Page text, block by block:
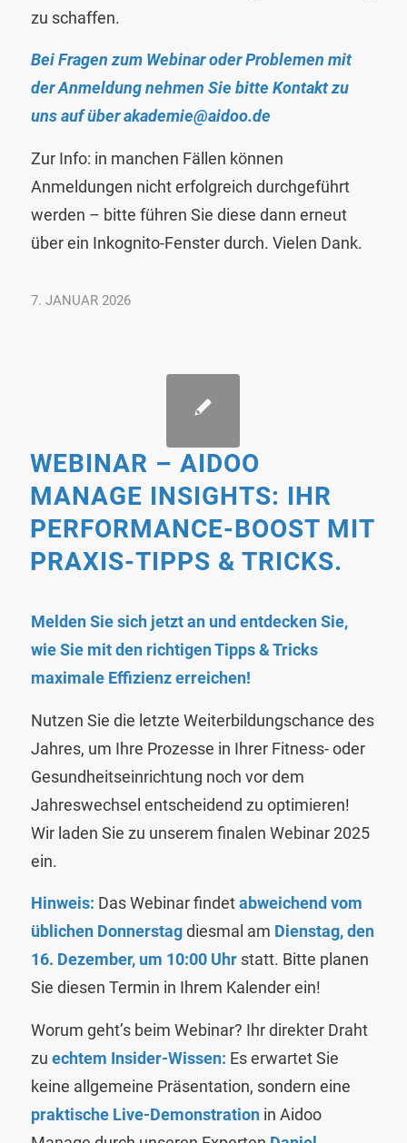
zu schaffen.
Bei Fragen zum Webinar oder Problemen mit
der Anmeldung nehmen Sie bitte Kontakt zu
uns auf überakademie@aidoo.de
Zur Info: in manchen Fällen können
Anmeldungen nicht erfolgreich durchgeführt
werden – bitte führen Sie diese dann erneut
über ein Inkognito-Fenster durch. Vielen Dank.
7. JANUAR 2026
WEBINAR – AIDOO
MANAGE INSIGHTS: IHR
PERFORMANCE-BOOST MIT
PRAXIS-TIPPS & TRICKS.
Melden Sie sich jetzt an und entdecken Sie,
wie Sie mit den richtigen Tipps & Tricks
maximale Effizienz erreichen!
Nutzen Sie die letzte Weiterbildungschance des
Jahres, um Ihre Prozesse in Ihrer Fitness- oder
Gesundheitseinrichtung noch vor dem
Jahreswechsel entscheidend zu optimieren!
Wir laden Sie zu unserem finalen Webinar 2025
ein.
Hinweis: Das Webinar findetabweichend vom
üblichen Donnerstagdiesmal am Dienstag, den
16. Dezember, um 10:00 Uhrstatt. Bitte planen
Sie diesen Termin in Ihrem Kalender ein!
Worum geht’s beim Webinar? Ihr direkter Draht
zu echtem Insider-Wissen: Es erwartet Sie
keine allgemeine Präsentation, sondern eine
praktische Live-Demonstrationin Aidoo